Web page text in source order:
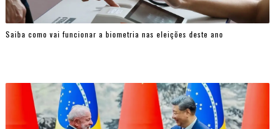
Saiba como vai funcionar a biometria nas eleições deste ano